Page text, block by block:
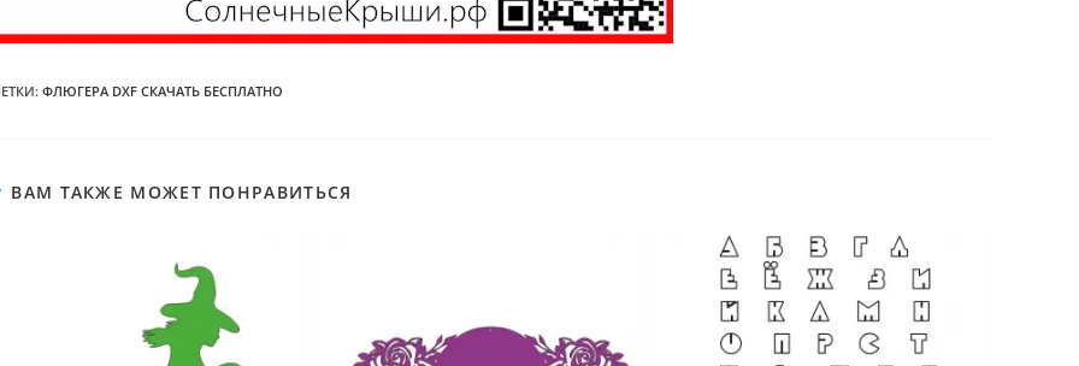
: ФЛЮГЕРА DXF СКАЧАТЬ БЕСПЛАТНО
ВАМ ТАКЖЕ МОЖЕТ ПОНРАВИТЬСЯ